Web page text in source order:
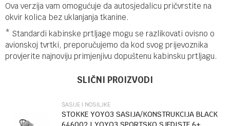
Ova verzija vam omogućuje da autosjedalicu pričvrstite na
okvir kolica bez uklanjanja tkanine.
* Standardi kabinske prtljage mogu se razlikovati ovisno o
avionskoj tvrtki, preporučujemo da kod svog prijevoznika
provjerite najnoviju primjenjivu dopuštenu kabinsku prtljagu.
Šasije i nosiljke
SLIČNI PROIZVODI
ŠASIJE I NOSILJKE
STOKKE YOYO3 SASIJA/KONSTRUKCIJA BLACK